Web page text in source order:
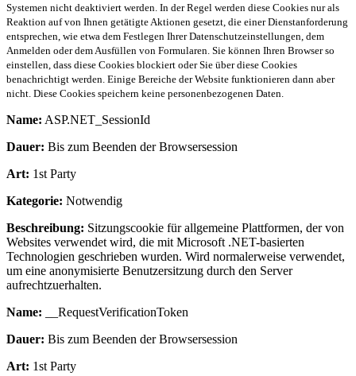
Systemen nicht deaktiviert werden. In der Regel werden diese Cookies nur als
Reaktion auf von Ihnen getätigte Aktionen gesetzt, die einer Dienstanforderung
entsprechen, wie etwa dem Festlegen Ihrer Datenschutzeinstellungen, dem
Anmelden oder dem Ausfüllen von Formularen. Sie können Ihren Browser so
einstellen, dass diese Cookies blockiert oder Sie über diese Cookies
benachrichtigt werden. Einige Bereiche der Website funktionieren dann aber
nicht. Diese Cookies speichern keine personenbezogenen Daten.
Name: ASP.NET_SessionId
Dauer: Bis zum Beenden der Browsersession
Art: 1st Party
Kategorie: Notwendig
Beschreibung: Sitzungscookie für allgemeine Plattformen, der von
Websites verwendet wird, die mit Microsoft .NET-basierten
Technologien geschrieben wurden. Wird normalerweise verwendet,
um eine anonymisierte Benutzersitzung durch den Server
aufrechtzuerhalten.
Name: __RequestVerificationToken
Dauer: Bis zum Beenden der Browsersession
Art: 1st Party